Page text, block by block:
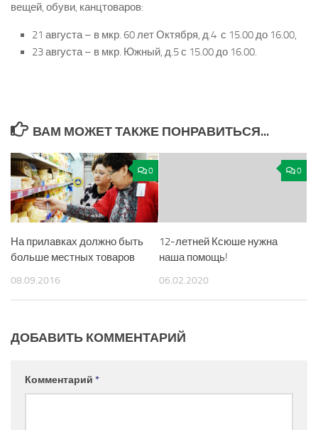
вещей, обуви, канцтоваров:
21 августа – в мкр. 60 лет Октября, д.4 с 15.00 до 16.00,
23 августа – в мкр. Южный, д.5 с 15.00 до 16.00.
ВАМ МОЖЕТ ТАКЖЕ ПОНРАВИТЬСЯ...
0
На прилавках должно быть
больше местных товаров
08.09.2016
0
12-летней Ксюше нужна
наша помощь!
06.02.2020
ДОБАВИТЬ КОММЕНТАРИЙ
Комментарий *